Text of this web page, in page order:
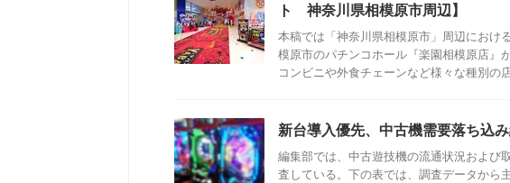
ト 神奈川県相模原市周辺】
本稿では「神奈川県相模原市」周辺におけ
模原市のパチンコホール『楽園相模原店』
コンビニや外食チェーンなど様々な種別の
新台導入優先、中古機需要落ち込
編集部では、中古遊技機の流通状況および
査している。下の表では、調査データから